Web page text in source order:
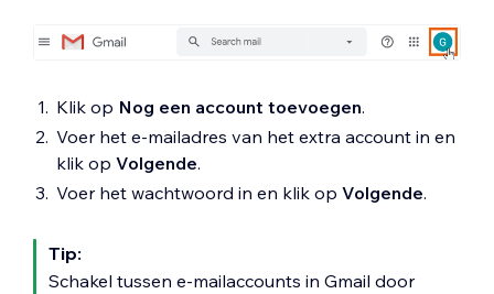
Klik op Nog een account toevoegen.
Voer het e-mailadres van het extra account in en
klik op Volgende.
Voer het wachtwoord in en klik op Volgende.
Tip:
Schakel tussen e-mailaccounts in Gmail door